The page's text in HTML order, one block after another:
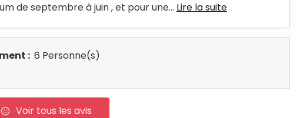
de septembre à juin , et pour une... Lire la suite
: 6 Personne(s)
Voir tous les avis